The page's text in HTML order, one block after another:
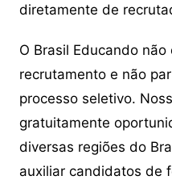
diretamente de
O Brasil Educando
recrutamento e não
processo seletivo.
gratuitamente
diversas regiões do
auxiliar candidatos de